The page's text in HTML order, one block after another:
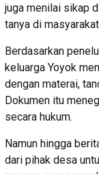
juga menilai sikap
tanya di
Berdasarkan
keluarga Yoyok
dengan materai,
Dokumen itu
secara hukum.
Namun hingga
dari pihak desa